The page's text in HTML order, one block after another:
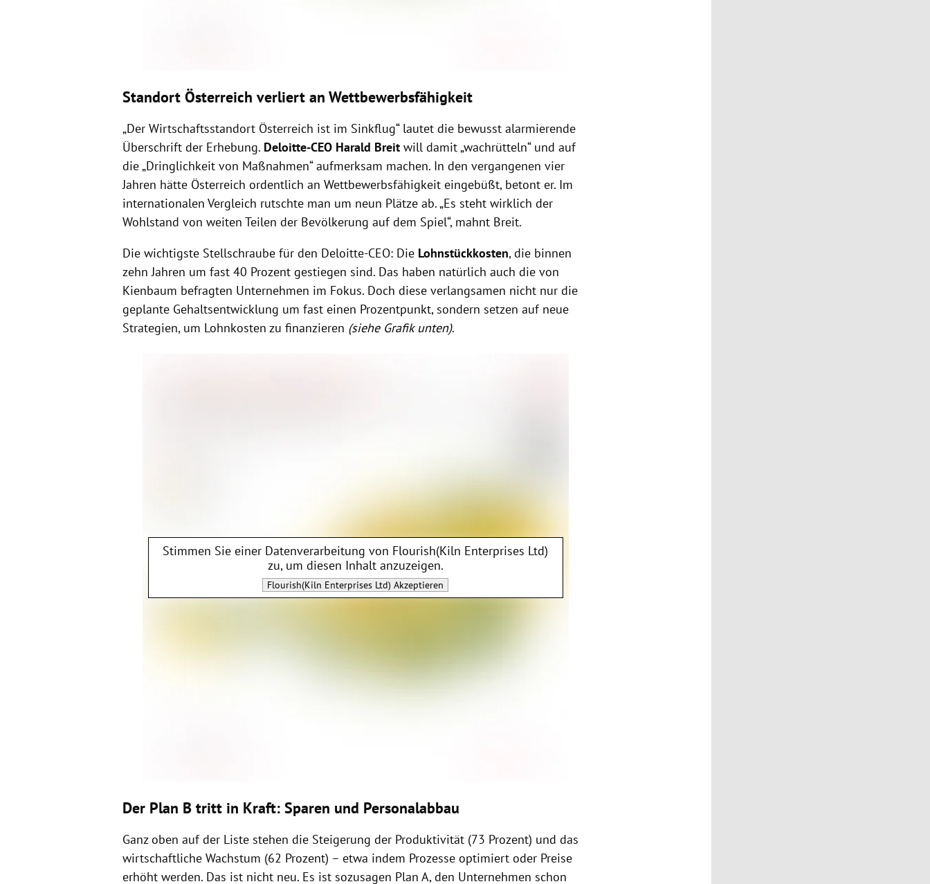
Standort Österreich verliert an Wettbewerbsfähigkeit
„Der Wirtschaftsstandort Österreich ist im Sinkflug“ lautet die bewusst alarmierende
Überschrift der Erhebung. Deloitte-CEO Harald Breit will damit „wachrütteln“ und auf
die „Dringlichkeit von Maßnahmen“ aufmerksam machen. In den vergangenen vier
Jahren hätte Österreich ordentlich an Wettbewerbsfähigkeit eingebüßt, betont er. Im
internationalen Vergleich rutschte man um neun Plätze ab. „Es steht wirklich der
Wohlstand von weiten Teilen der Bevölkerung auf dem Spiel“, mahnt Breit.
Die wichtigste Stellschraube für den Deloitte-CEO: Die Lohnstückkosten, die binnen
zehn Jahren um fast 40 Prozent gestiegen sind. Das haben natürlich auch die von
Kienbaum befragten Unternehmen im Fokus. Doch diese verlangsamen nicht nur die
geplante Gehaltsentwicklung um fast einen Prozentpunkt, sondern setzen auf neue
Strategien, um Lohnkosten zu finanzieren (siehe Grafik unten).
Stimmen Sie einer Datenverarbeitung von Flourish(Kiln Enterprises Ltd)
zu, um diesen Inhalt anzuzeigen.
Flourish(Kiln Enterprises Ltd) Akzeptieren
Der Plan B tritt in Kraft: Sparen und Personalabbau
Ganz oben auf der Liste stehen die Steigerung der Produktivität (73 Prozent) und das
wirtschaftliche Wachstum (62 Prozent) – etwa indem Prozesse optimiert oder Preise
erhöht werden. Das ist nicht neu. Es ist sozusagen Plan A, den Unternehmen schon